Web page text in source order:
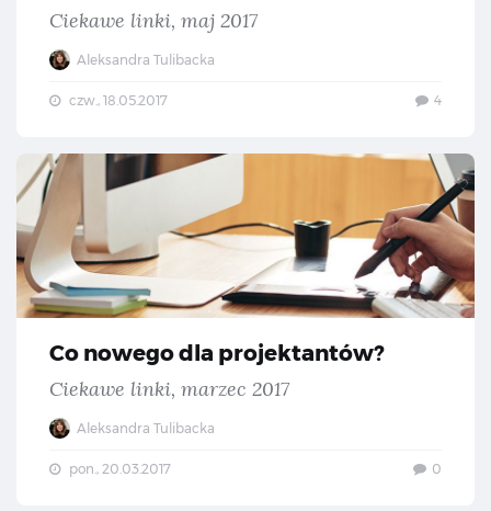
Ciekawe linki, maj 2017
Aleksandra Tulibacka
czw., 18.05.2017 4
Co nowego dla projektantów?
Ciekawe linki, marzec 2017
Aleksandra Tulibacka
pon., 20.03.2017 0